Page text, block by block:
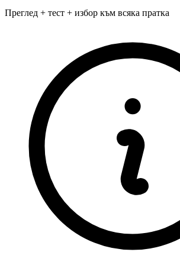
Преглед + тест + избор към всяка пратка